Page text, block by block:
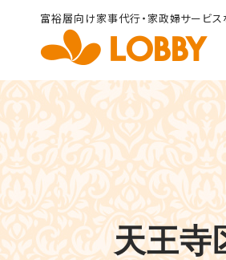
富裕層向け家事代行・家政婦サービ
天王寺